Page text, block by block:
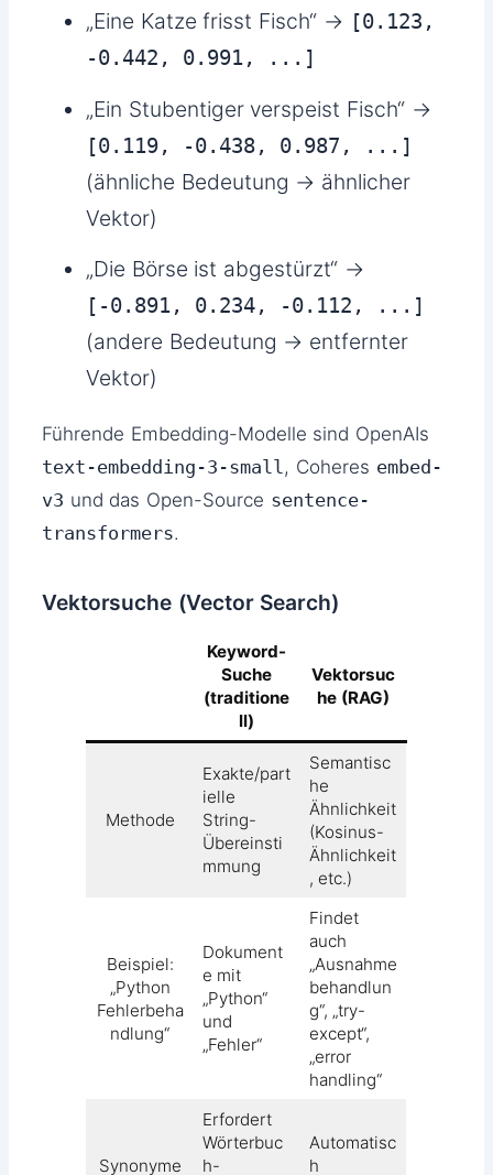
„Eine Katze frisst Fisch“ → [0.123,
-0.442, 0.991, ...]
„Ein Stubentiger verspeist Fisch“ →
[0.119, -0.438, 0.987, ...]
(ähnliche Bedeutung → ähnlicher
Vektor)
„Die Börse ist abgestürzt“ →
[-0.891, 0.234, -0.112, ...]
(andere Bedeutung → entfernter
Vektor)
Führende Embedding-Modelle sind OpenAIs
text-embedding-3-small , Coheres embed-
v3 und das Open-Source sentence-
transformers.
Vektorsuche (Vector Search)
Keyword-
Suche
(traditione
ll)
Vektorsuc
he (RAG)
Methode
Exakte/part
ielle
String-
Übereinsti
mmung
Semantisc
he
Ähnlichkeit
(Kosinus-
Ähnlichkeit
, etc.)
Beispiel:
„Python
Fehlerbeha
ndlung“
Dokument
e mit
„Python“
und
„Fehler“
Findet
auch
„Ausnahme
behandlun
g“, „try-
except“,
„error
handling“
Synonyme
Erfordert
Wörterbuc
h-
Automatisc
h